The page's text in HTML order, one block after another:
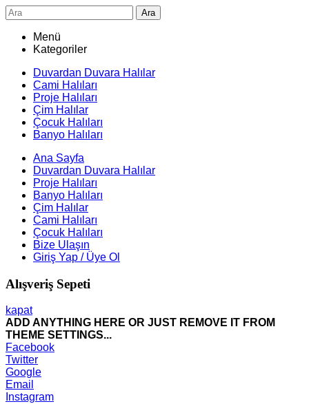
Ara
Menü
Kategoriler
Duvardan Duvara Halılar
Cami Halıları
Proje Halıları
Çim Halılar
Çocuk Halıları
Banyo Halıları
Ana Sayfa
Duvardan Duvara Halılar
Proje Halıları
Banyo Halıları
Çim Halılar
Cami Halıları
Çocuk Halıları
Bize Ulaşın
Giriş Yap / Üye Ol
Alışveriş Sepeti
kapat
ADD ANYTHING HERE OR JUST REMOVE IT FROM
THEME SETTINGS...
Facebook
Twitter
Google
Email
Instagram